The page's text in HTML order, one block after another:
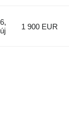
1 900 EUR